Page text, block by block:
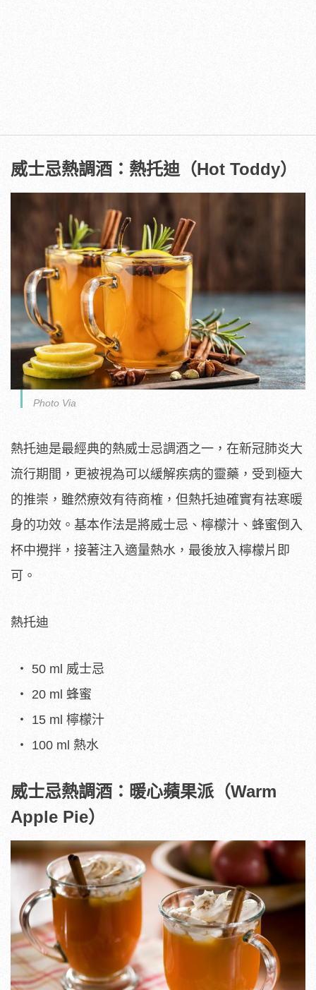
威士忌熱調酒：熱托迪（Hot Toddy）
Photo Via
熱托迪是最經典的熱威士忌調酒之一，在新冠肺炎大
流行期間，更被視為可以緩解疾病的靈藥，受到極大
的推崇，雖然療效有待商榷，但熱托迪確實有祛寒暖
身的功效。基本作法是將威士忌、檸檬汁、蜂蜜倒入
杯中攪拌，接著注入適量熱水，最後放入檸檬片即
可。
熱托迪
50 ml 威士忌
20 ml 蜂蜜
15 ml 檸檬汁
100 ml 熱水
威士忌熱調酒：暖心蘋果派（Warm
Apple Pie）